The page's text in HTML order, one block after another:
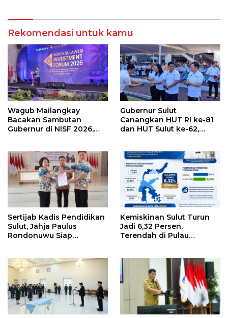
Rekomendasi untuk kamu
Wagub Mailangkay
Bacakan Sambutan
Gubernur di NISF 2026,
Kelapa ke Investor
Gubernur Sulut
Canangkan HUT RI ke-81
dan HUT Sulut ke-62,
Kendaraan
Sertijab Kadis Pendidikan
Sulut, Jahja Paulus
Rondonuwu Siap
Kemiskinan Sulut Turun
Jadi 6,32 Persen,
Terendah di Pulau